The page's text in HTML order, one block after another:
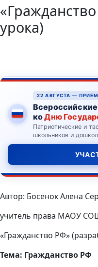
урока)
22 АВГУСТА —
коДню
Патриотические и
школьников и
Автор: Босенок Алена
учитель права МАОУ
«Гражданство РФ»
Тема: Гражданство РФ